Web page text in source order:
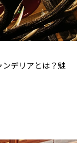
ンデリアとは？魅